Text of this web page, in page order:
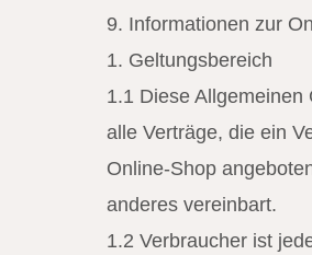
9. Informationen zur
1. Geltungsbereich
1.1 Diese Allgemeinen
alle Verträge, die ein
Online-Shop
anderes vereinbart.
1.2 Verbraucher ist